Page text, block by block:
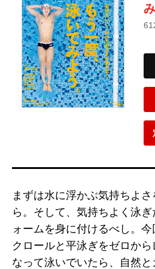
まずは水に浮かぶ気持ちよ
ら。そして、気持ちよく泳
ォームを身に付けるべし。今
クロールと平泳ぎをゼロか
なって泳いでいたら、自然と